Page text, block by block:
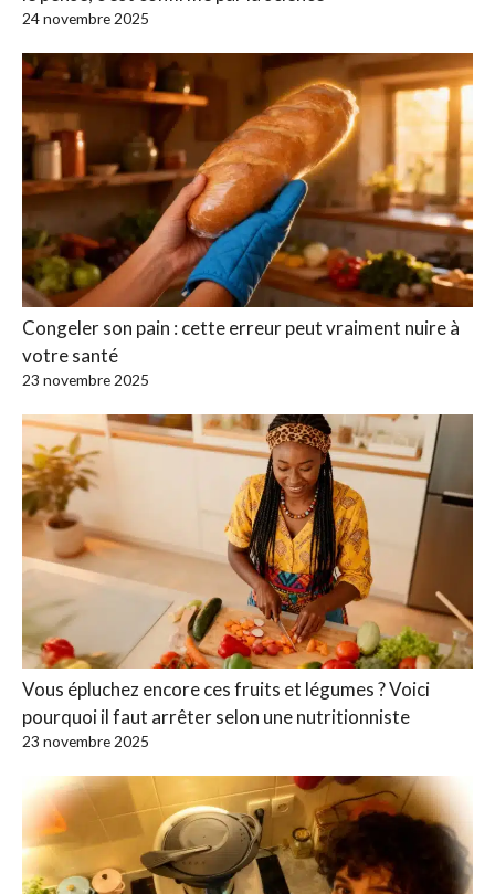
24 novembre 2025
Congeler son pain : cette erreur peut vraiment nuire à
votre santé
23 novembre 2025
Vous épluchez encore ces fruits et légumes ? Voici
pourquoi il faut arrêter selon une nutritionniste
23 novembre 2025